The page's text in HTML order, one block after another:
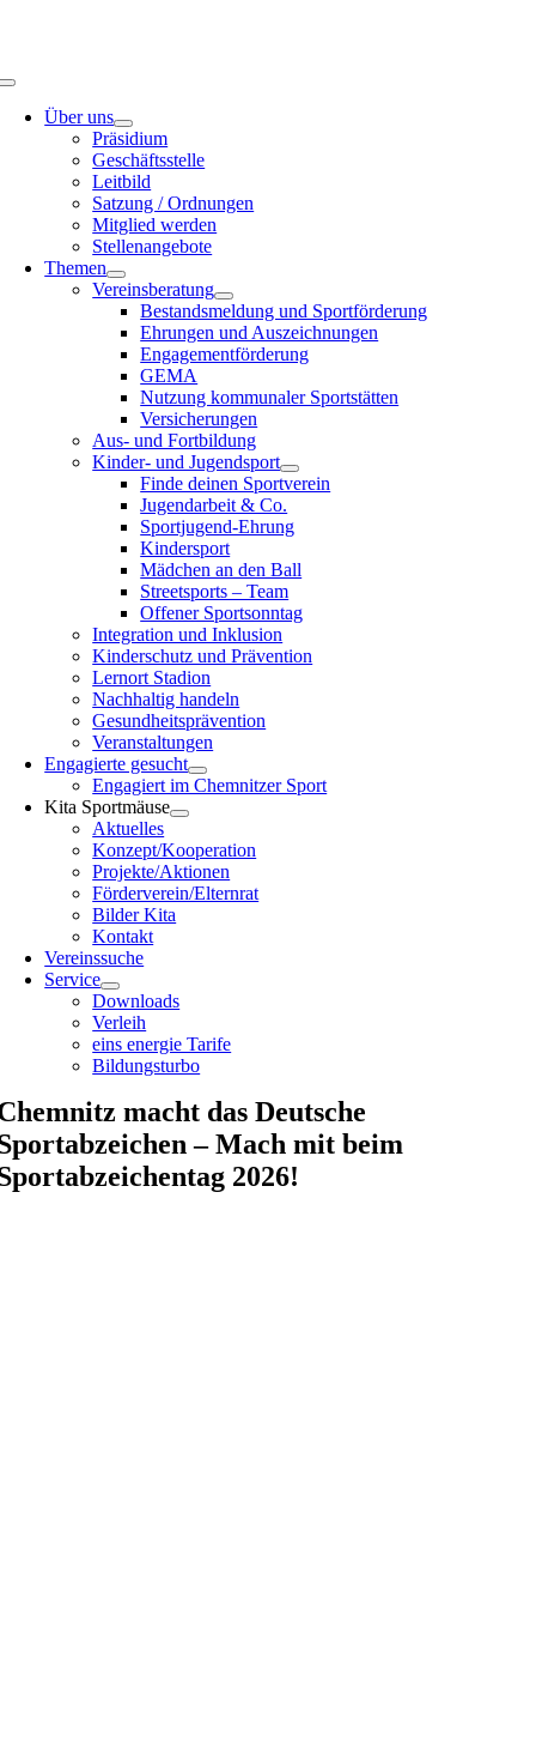
Toggle
NavigationÜber uns
Präsidium
Geschäftsstelle
Leitbild
Satzung / Ordnungen
Mitglied werden
Stellenangebote
Themen
Vereinsberatung
Bestandsmeldung und Sportförderung
Ehrungen und Auszeichnungen
Engagementförderung
GEMA
Nutzung kommunaler Sportstätten
Versicherungen
Aus- und Fortbildung
Kinder- und Jugendsport
Finde deinen Sportverein
Jugendarbeit & Co.
Sportjugend-Ehrung
Kindersport
Mädchen an den Ball
Streetsports – Team
Offener Sportsonntag
Integration und Inklusion
Kinderschutz und Prävention
Lernort Stadion
Nachhaltig handeln
Gesundheitsprävention
Veranstaltungen
Engagierte gesucht
Engagiert im Chemnitzer Sport
Kita Sportmäuse
Aktuelles
Konzept/Kooperation
Projekte/Aktionen
Förderverein/Elternrat
Bilder Kita
Kontakt
Vereinssuche
Service
Downloads
Verleih
eins energie Tarife
Bildungsturbo
macht das Deutsche
– Mach mit beim
2026!